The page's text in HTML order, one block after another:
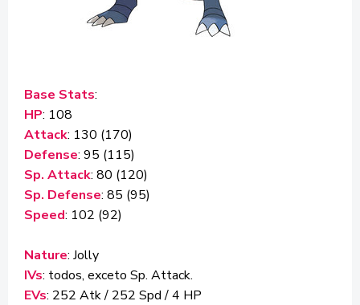
Base Stats:
HP: 108
Attack: 130 (170)
Defense: 95 (115)
Sp. Attack: 80 (120)
Sp. Defense: 85 (95)
Speed: 102 (92)
Nature: Jolly
IVs: todos, exceto Sp. Attack.
EVs: 252 Atk / 252 Spd / 4 HP